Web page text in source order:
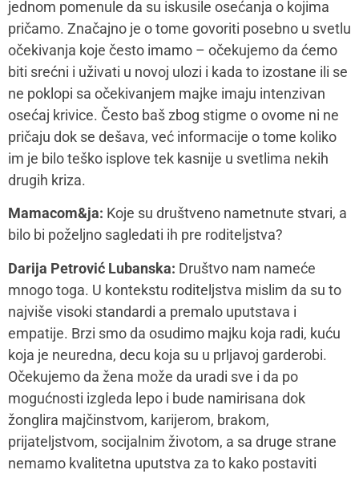
Očekujemo da žena može da uradi sve i da po
mogućnosti izgleda lepo i bude namirisana dok
žonglira majčinstvom, karijerom, brakom,
prijateljstvom, socijalnim životom, a sa druge strane
nemamo kvalitetna uputstva za to kako postaviti
prioritete, nositi se sa izazovima, niti stabilnu podršku,
pa ni empatiju šire zajednice. Pre roditeljstva
sagledajte šta to očekujete od sebe a šta od Vas
očekuje okolina, Vaši roditelji, šta bi se uklapalo u
“sliku o Vama” i šta Vi i Vaš partner o tome mislite.
Takođe, identifikujte svoj set vrednosti jer će Vam to
Mamacom&ja:Kako osvestiti nametnuta/nepoželjna
uverenja iz porodice koje dolazimo?
Darija Petrović Lubanska:Kada živimo život koji nije
u skladu sa našim vrednostima to registrujemo po
utisku generalizovanog nezadovoljstva koje ne znamo
sa čim tačno da povežemo, osećajem da izdajemo
sebe, utiskom da ima puno stvari koje moramo a ne
želimo da uradimo i osećajem umora i depresivnog
raspoloženja koje može ga da prati. Utisak da se